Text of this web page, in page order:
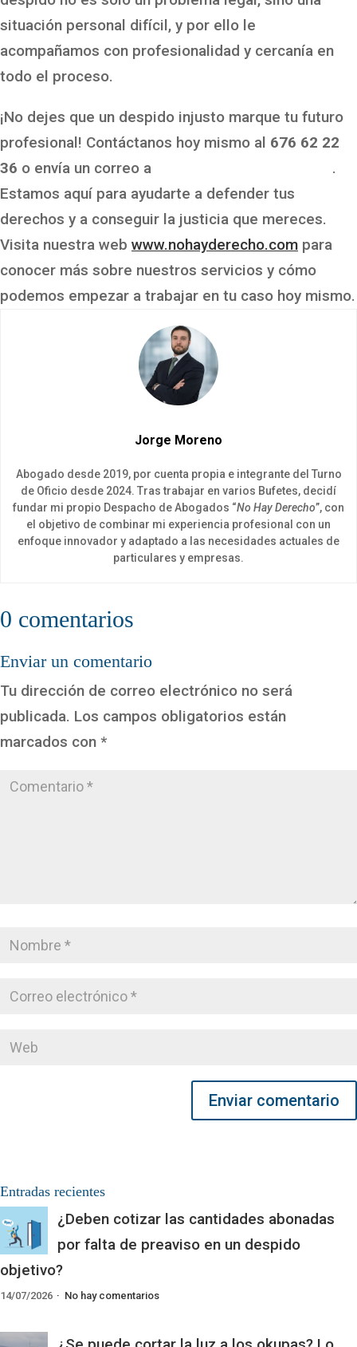
situación personal difícil, y por ello le
acompañamos con profesionalidad y cercanía en
todo el proceso.
¡No dejes que un despido injusto marque tu futuro
profesional! Contáctanos hoy mismo al 676 62 22
36 o envía un correo a
.
Estamos aquí para ayudarte a defender tus
derechos y a conseguir la justicia que mereces.
Visita nuestra web www.nohayderecho.com para
conocer más sobre nuestros servicios y cómo
podemos empezar a trabajar en tu caso hoy mismo.
Jorge Moreno
Abogado desde 2019, por cuenta propia e integrante del Turno
de Oficio desde 2024. Tras trabajar en varios Bufetes, decidí
fundar mi propio Despacho de Abogados “No Hay Derecho”, con
el objetivo de combinar mi experiencia profesional con un
enfoque innovador y adaptado a las necesidades actuales de
particulares y empresas.
0 comentarios
Enviar un comentario
Tu dirección de correo electrónico no será
publicada. Los campos obligatorios están
marcados con *
Enviar comentario
Entradas recientes
¿Deben cotizar las cantidades abonadas
por falta de preaviso en un despido
objetivo?
14/07/2026 No hay comentarios